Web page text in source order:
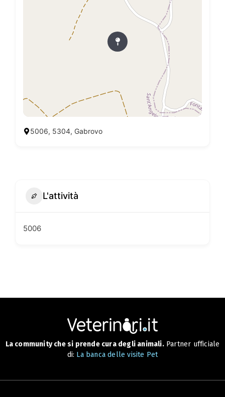
5006, 5304, Gabrovo
L'attività
5006
La community che si prende cura degli animali.Partner ufficiale
di: La banca delle visite Pet